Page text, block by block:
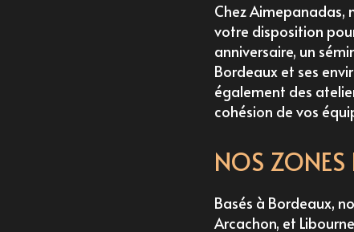
Chez Aimepanadas,
votre disposition
anniversaire, un
Bordeaux et ses
également des
cohésion de vos
NOS ZONES
Basés à Bordeaux,
Arcachon, et